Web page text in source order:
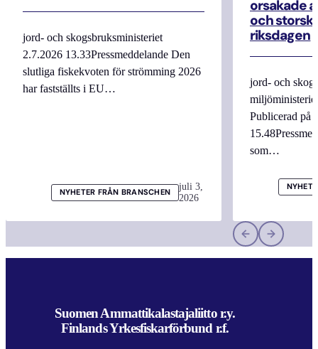
jord- och skogsbruksministeriet
2.7.2026 13.33Pressmeddelande Den
slutliga fiskekvoten för strömming 2026
har fastställts i EU…
NYHETER FRÅN BRANSCHEN
juli 3,
2026
orsakade
och
riksdagen
jord- och
Publicerad på
som…
Suomen Ammattikalastajaliitto r.y.
Finlands Yrkesfiskarförbund r.f.